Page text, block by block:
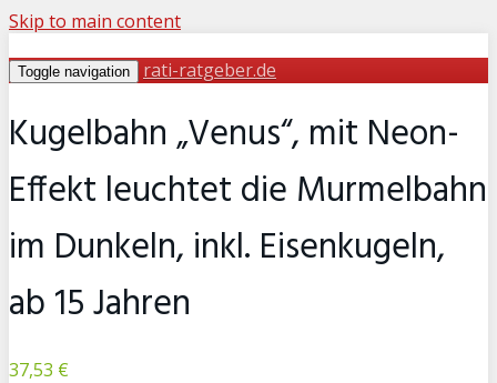
Skip to main content
Toggle navigation rati-ratgeber.de
Kugelbahn „Venus“, mit Neon-
Effekt leuchtet die Murmelbahn
im Dunkeln, inkl. Eisenkugeln,
ab 15 Jahren
37,53 €